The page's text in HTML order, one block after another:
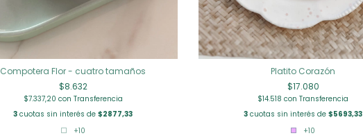
Compotera Flor - cuatro tamaños
$8.632
$7.337,20 con Transferencia
3 cuotas sin interés de$2877,33
+10
Platito Corazón
$17.080
$14.518con Transferencia
3 cuotas sin interés de$5693,33
+10